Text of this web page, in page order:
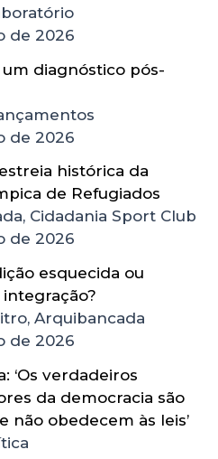
de 2026
um diagnóstico pós-
de 2026
histórica da
de Refugiados
Cidadania Sport Club
de 2026
esquecida ou
Arquibancada
de 2026
‘Os verdadeiros
da democracia são
não obedecem às leis’